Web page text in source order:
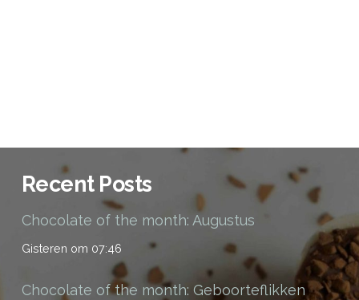
Recent Posts
Chocolate of the month: Augustus
Gisteren om 07:46
Chocolate of the month: Geboorteflikken